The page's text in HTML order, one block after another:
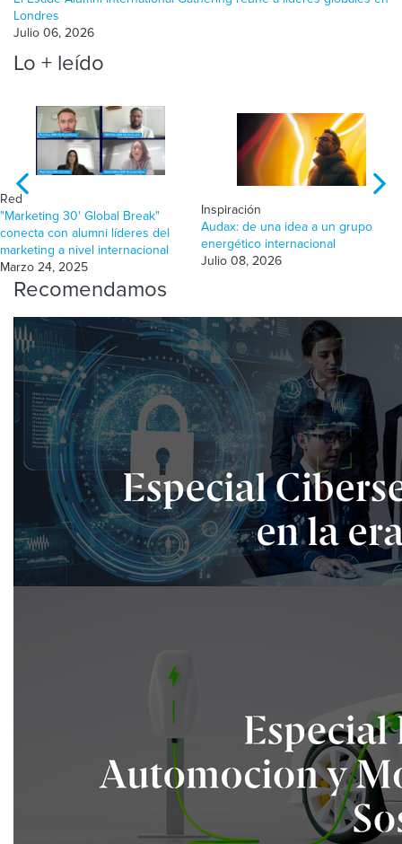
Londres
Julio 06, 2026
Lo + leído
Red
"Marketing 30' Global Break"
conecta con alumni líderes del
marketing a nivel internacional
Marzo 24, 2025
Inspiración
Audax: de una idea a un grupo
energético internacional
Julio 08, 2026
Recomendamos